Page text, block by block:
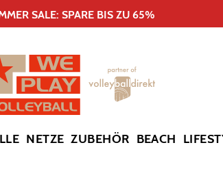
SALE: SPARE BIS ZU 65%
NETZE ZUBEHÖR BEACH